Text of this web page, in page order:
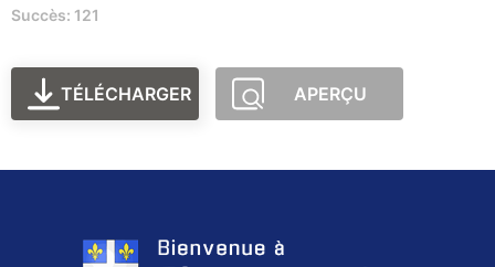
Succès: 121
TÉLÉCHARGER APERÇU